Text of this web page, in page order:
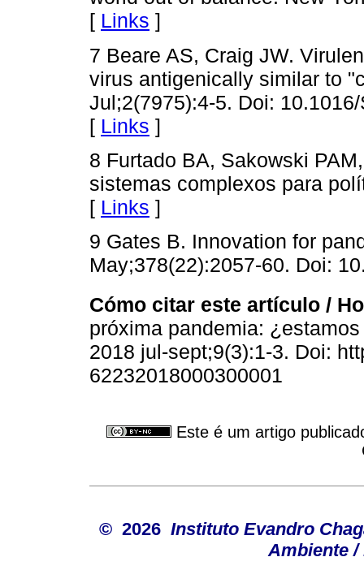
[ Links ]
7 Beare AS, Craig JW.
virus antigenically similar to
Jul;2(7975):4-5. Doi:
[ Links ]
8 Furtado BA, Sakowski
sistemas complexos para
[ Links ]
9 Gates B. Innovation for
May;378(22):2057-60. Doi:
Cómo citar este artículo /
próxima pandemia:
2018 jul-sept;9(3):1-3. Doi:
62232018000300001
Este é um artigo
© 2026 Instituto Evandro
Ambiente /